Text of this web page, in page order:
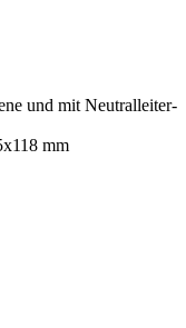
und mit Neutralleiter-
mm